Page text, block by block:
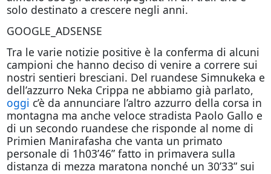
solo destinato a crescere negli anni.
GOOGLE_ADSENSE
Tra le varie notizie positive è la conferma di alcuni
campioni che hanno deciso di venire a correre sui
nostri sentieri bresciani. Del ruandese Simnukeka e
dell’azzurro Neka Crippa ne abbiamo già parlato,
oggi c’è da annunciare l’altro azzurro della corsa in
montagna ma anche veloce stradista Paolo Gallo e
di un secondo ruandese che risponde al nome di
Primien Manirafasha che vanta un primato
personale di 1h03’46” fatto in primavera sulla
distanza di mezza maratona nonché un 30’33” sui